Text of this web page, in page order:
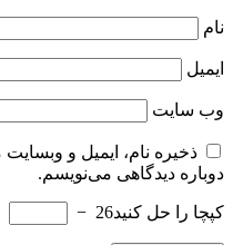
نام
ایمیل
وب‌ سایت
ذخیره نام، ایمیل و
دوباره دیدگاهی می‌نویسم.
کپچا را حل کنید26 −